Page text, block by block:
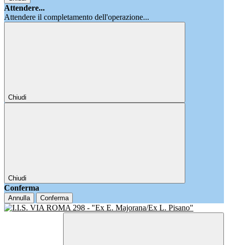
Attendere...
Attendere il completamento dell'operazione...
Chiudi
Chiudi
Conferma
Annulla Conferma